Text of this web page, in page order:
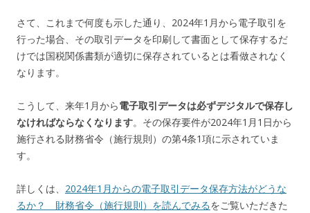
さて、これまで何度も示した通り、2024年1月から電子取引を
行った場合、その取引データを印刷して書面として保存するだ
けでは国税関係書類が適切に保存されているとは看做されなく
なります。
こうして、来年1月から電子取引データは必ずデジタルで保存し
なければならなくなります。その保存要件が2024年1月1日から
施行される財務省令（施行規則）の第4条1項に示されていま
す。
詳しくは、 2024年1月からの電子取引データ保存方法がどうな
るか？ 財務省令（施行規則）を読んでみるをご覧いただきた